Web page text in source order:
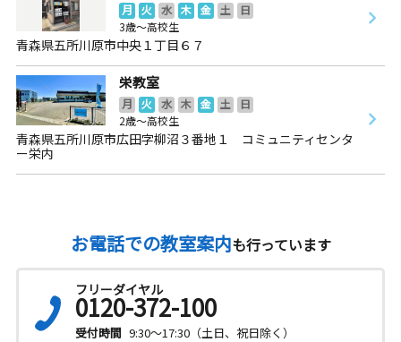
月 火 水 木 金 土
日
3歳～高校生
青森県五所川原市中央１丁目６７
栄教室
月 火 水 木 金 土
日
2歳～高校生
青森県五所川原市広田字柳沼３番地１ コミュニティセンタ
ー栄内
お電話での教室案内も行っています
フリーダイヤル
0120-372-100
受付時間 9:30～17:30（土日、祝日除く）